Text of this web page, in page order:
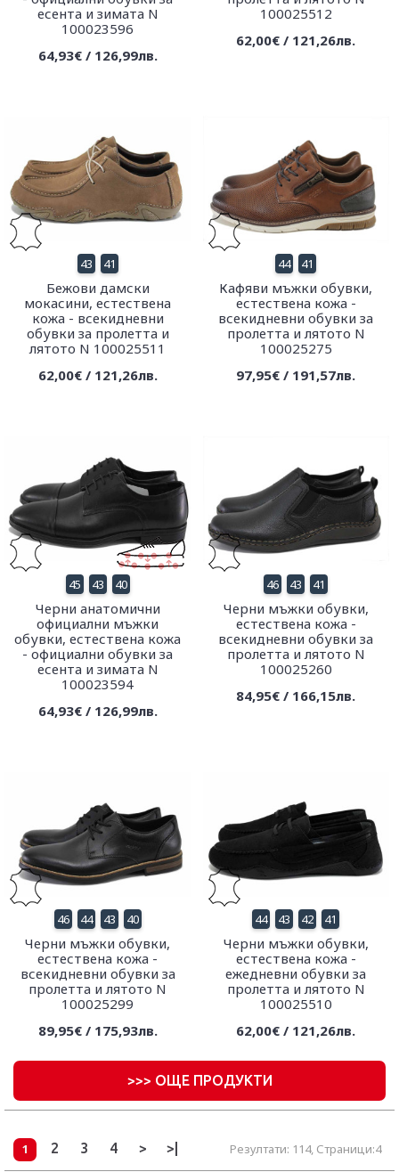
есента и зимата N
100023596
64,93€ / 126,99лв.
100025512
62,00€ / 121,26лв.
43 41
Бежови дамски
мокасини, естествена
кожа - всекидневни
обувки за пролетта и
лятото N 100025511
62,00€ / 121,26лв.
44 41
Кафяви мъжки обувки,
естествена кожа -
всекидневни обувки за
пролетта и лятото N
100025275
97,95€ / 191,57лв.
45 43 40
Черни анатомични
официални мъжки
обувки, естествена кожа
- официални обувки за
есента и зимата N
100023594
64,93€ / 126,99лв.
46 43 41
Черни мъжки обувки,
естествена кожа -
всекидневни обувки за
пролетта и лятото N
100025260
84,95€ / 166,15лв.
46 44 43 40
Черни мъжки обувки,
естествена кожа -
всекидневни обувки за
пролетта и лятото N
100025299
89,95€ / 175,93лв.
44 43 42 41
Черни мъжки обувки,
естествена кожа -
ежедневни обувки за
пролетта и лятото N
100025510
62,00€ / 121,26лв.
>>> ОЩЕ ПРОДУКТИ
1 2 3 4 > >| Резултати: 114, Страници:4